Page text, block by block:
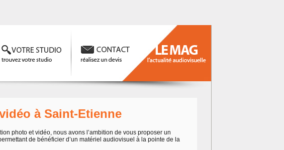
à Saint-Etienne
photo et vidéo, nous avons l’ambition de vous proposer un
de bénéficier d’un matériel audiovisuel à la pointe de la